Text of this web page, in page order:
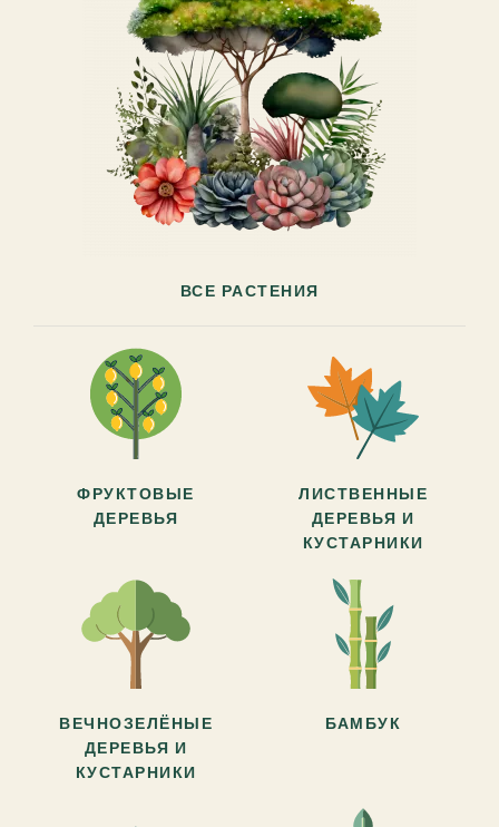
ВСЕ РАСТЕНИЯ
ФРУКТОВЫЕ
ДЕРЕВЬЯ
ЛИСТВЕННЫЕ
ДЕРЕВЬЯ И
КУСТАРНИКИ
ВЕЧНОЗЕЛЁНЫЕ
ДЕРЕВЬЯ И
КУСТАРНИКИ
БАМБУК